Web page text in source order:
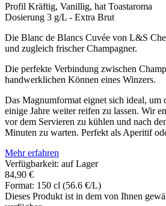
Profil Kräftig, Vanillig, hat Toastaroma
Dosierung 3 g/L - Extra Brut
Die Blanc de Blancs Cuvée von L&S
und zugleich frischer Champagner.
Die perfekte Verbindung zwischen
handwerklichen Können eines Winzers.
Das Magnumformat eignet sich ideal, um
einige Jahre weiter reifen zu lassen. Wir
vor dem Servieren zu kühlen und nach
Minuten zu warten. Perfekt als Aperitif
Mehr erfahren
Verfügbarkeit: auf Lager
84,90 €
Format: 150 cl (56.6 €/L)
Dieses Produkt ist in dem von Ihnen